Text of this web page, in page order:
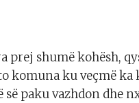
prej shumë kohësh,
komuna ku veçmë
paku vazhdon dhe